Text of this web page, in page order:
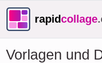
rapidcollage
Vorlagen und